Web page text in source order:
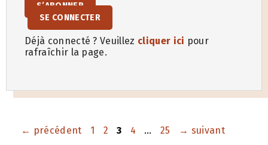
S’ABONNER
SE CONNECTER
Déjà connecté ? Veuillez cliquer ici pour
rafraîchir la page.
← précédent Page
1 Page
2 Page
3 Page
4 … Page
25 → suivant